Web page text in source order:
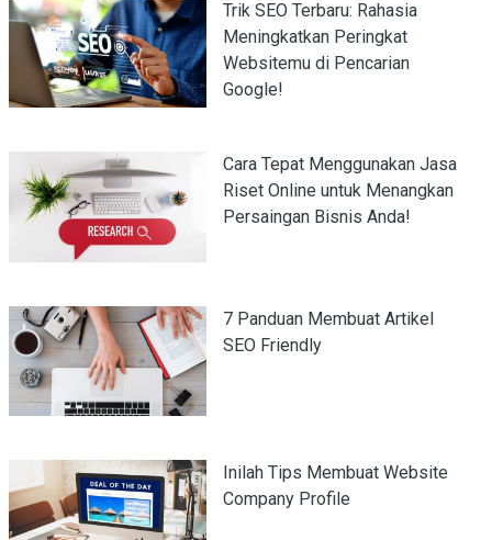
Trik SEO Terbaru: Rahasia
Meningkatkan Peringkat
Websitemu di Pencarian
Google!
Cara Tepat Menggunakan Jasa
Riset Online untuk Menangkan
Persaingan Bisnis Anda!
7 Panduan Membuat Artikel
SEO Friendly
Inilah Tips Membuat Website
Company Profile